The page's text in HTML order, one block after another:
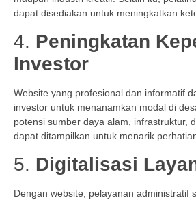
dapat disediakan untuk meningkatkan
4. Peningkatan
Investor
Website yang profesional dan informatif
investor untuk menanamkan modal di
potensi sumber daya alam, infrastruktur,
dapat ditampilkan untuk menarik
5. Digitalisasi
Dengan website, pelayanan administratif